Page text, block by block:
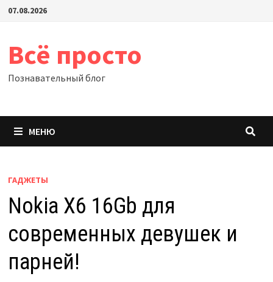
Перейти
07.08.2026
Всё просто
Познавательный блог
МЕНЮ
ГАДЖЕТЫ
Nokia X6 16Gb для
современных девушек и
парней!